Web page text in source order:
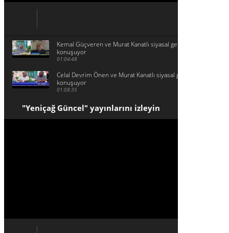
Kemal Güçveren ve Murat Kanatlı siyasal gelişmeleri
konuşuyor
01:04:48
Celal Devrim Önen ve Murat Kanatlı siyasal gelişmeleri
konuşuyor
01:08:35
"Yeniçağ Güncel" yayınlarını izleyin